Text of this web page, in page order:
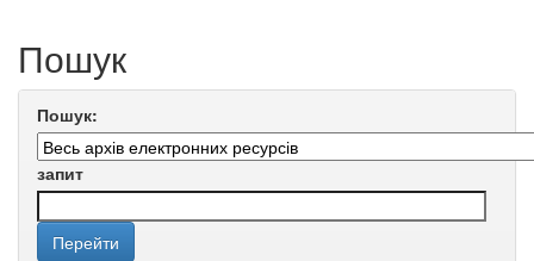
Пошук
Пошук:
запит